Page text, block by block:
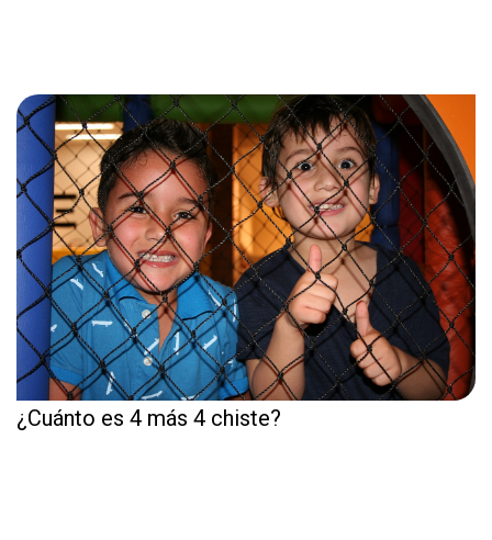
¿Cuánto es 4 más 4 chiste?